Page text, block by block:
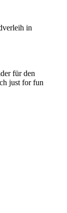
in
für den
just for fun